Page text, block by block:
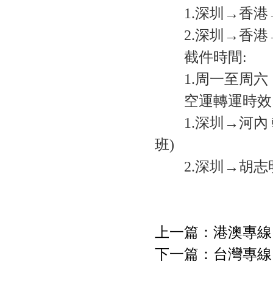
1.深圳→香港→
2.深圳→香港→
截件時間:
1.周一至周六，
空運轉運時
1.深圳→河內 轉
班)
2.深圳→胡志明
上一篇： 港澳專線
下一篇： 台灣專線